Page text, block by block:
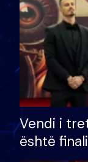
Vendi i
është